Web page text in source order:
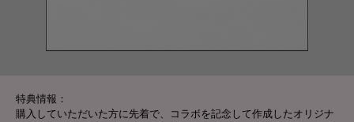
特典情報：
購入していただいた方に先着で、コラボを記念して作成したオリジナ